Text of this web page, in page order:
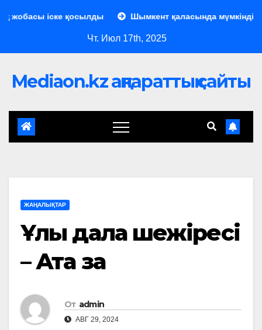
іске қосылды Шымкент қаласында мүмкіндігі
Чт. Июл 17th, 2025
Mediaon.kz ақпараттық сайты
ЖАҢАЛЫҚТАР
Ұлы дала шежіресі
– Ата заң
От admin
АВГ 29, 2024